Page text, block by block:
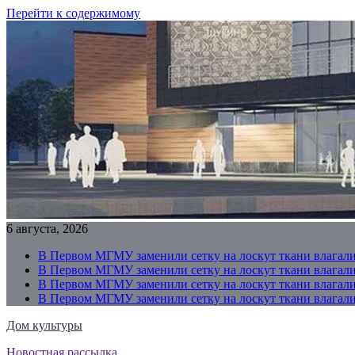
Перейти к содержимому
6 августа, 2026
В Первом МГМУ заменили сетку на лоскут ткани
В Первом МГМУ заменили сетку на лоскут ткани
В Первом МГМУ заменили сетку на лоскут ткани
В Первом МГМУ заменили сетку на лоскут ткани
Дом культуры
Новостная рассылка